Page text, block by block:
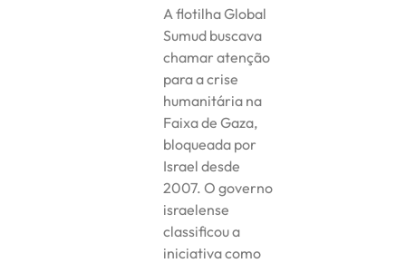
A flotilha Global
Sumud buscava
chamar atenção
para a crise
humanitária na
Faixa de Gaza,
bloqueada por
Israel desde
2007. O governo
israelense
classificou a
iniciativa como